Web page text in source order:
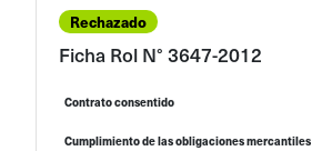
Rechazado
Ficha Rol N° 3647-2012
Contrato consentido
Cumplimiento de las obligaciones mercantiles